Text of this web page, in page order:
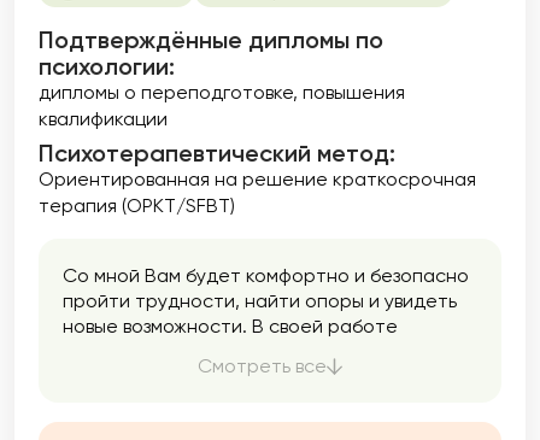
Подтверждённые дипломы по
психологии:
дипломы о переподготовке повышения
квалификации
Психотерапевтический метод:
Ориентированная на решение краткосрочная
терапия (ОРКТ/SFBT)
Со мной Вам будет комфортно и безопасно
пройти трудности, найти опоры и увидеть
новые возможности. В своей работе
ориентируюсь на то что все мы родом из
удовлетворяя которые мы становимся
Смотреть все